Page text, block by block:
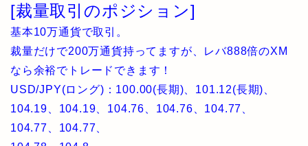
[裁量取引のポジション]
基本10万通貨で取引。
裁量だけで200万通貨持ってますが、レバ888倍のXM
なら余裕でトレードできます！
USD/JPY(ロング)：100.00(長期)、101.12(長期)、
104.19、104.19、104.76、104.76、104.77、
104.77、104.77、